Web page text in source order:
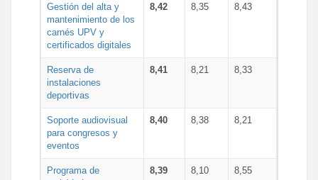
Gestión del alta y
mantenimiento de los
carnés UPV y
certificados digitales
8,42 8,35 8,43
Reserva de
instalaciones
deportivas
8,41 8,21 8,33
Soporte audiovisual
para congresos y
eventos
8,40 8,38 8,21
Programa de
8,39 8,10 8,55